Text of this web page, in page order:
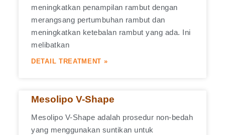
meningkatkan penampilan rambut dengan
merangsang pertumbuhan rambut dan
meningkatkan ketebalan rambut yang ada. Ini
melibatkan
DETAIL TREATMENT »
Mesolipo V-Shape
Mesolipo V-Shape adalah prosedur non-bedah
yang menggunakan suntikan untuk